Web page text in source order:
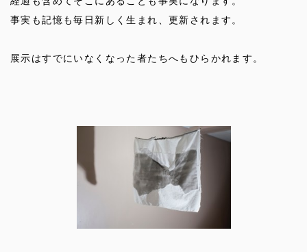
事実も記憶も毎日新しく生まれ、更新されます。
展示はすでにいなくなった者たちへもひらかれます。